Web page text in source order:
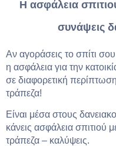
Η ασφάλεια
συνάψεις
Αν αγοράσεις το σπίτι
η ασφάλεια για την
σε διαφορετική
τράπεζα!
Είναι μέσα στους
κάνεις ασφάλεια σπιτιού
τράπεζα – καλύψεις.